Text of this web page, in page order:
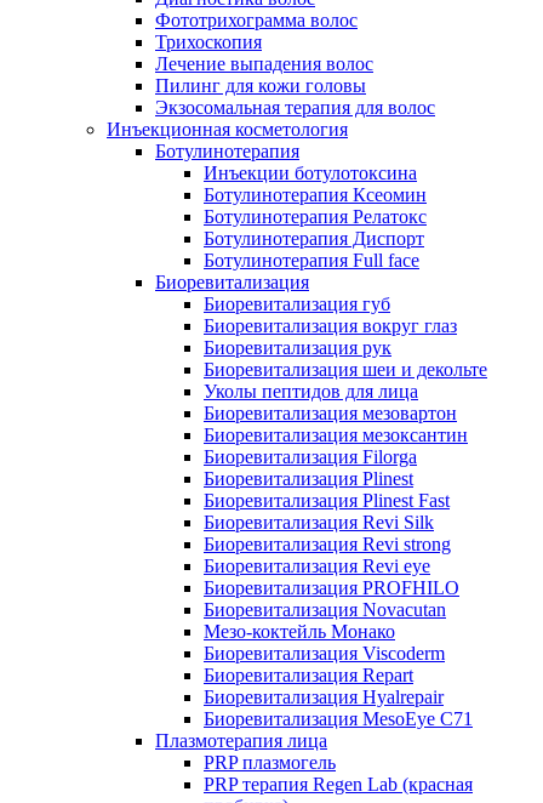
Фототрихограмма волос
Трихоскопия
Лечение выпадения волос
Пилинг для кожи головы
Экзосомальная терапия для волос
Инъекционная косметология
Ботулинотерапия
Инъекции ботулотоксина
Ботулинотерапия Ксеомин
Ботулинотерапия Релатокс
Ботулинотерапия Диспорт
Ботулинотерапия Full face
Биоревитализация
Биоревитализация губ
Биоревитализация вокруг глаз
Биоревитализация рук
Биоревитализация шеи и декольте
Уколы пептидов для лица
Биоревитализация мезовартон
Биоревитализация мезоксантин
Биоревитализация Filorga
Биоревитализация Plinest
Биоревитализация Plinest Fast
Биоревитализация Revi Silk
Биоревитализация Revi strong
Биоревитализация Revi eye
Биоревитализация PROFHILO
Биоревитализация Novacutan
Мезо-коктейль Монако
Биоревитализация Viscoderm
Биоревитализация Repart
Биоревитализация Hyalrepair
Биоревитализация MesoEye C71
Плазмотерапия лица
PRP плазмогель
PRP терапия Regen Lab (красная